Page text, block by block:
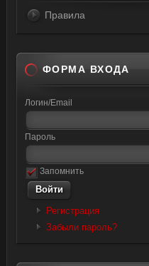
Правила
ФОРМА ВХОДА
Логин/Email
Пароль
Запомнить
Регистрация
Забыли пароль?